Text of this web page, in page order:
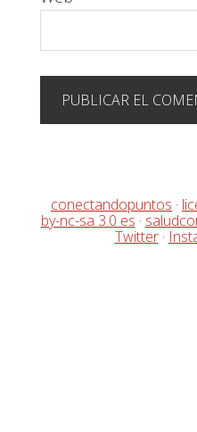
conectandopuntos ·
by-nc-sa 3.0 es ·
Twitter·